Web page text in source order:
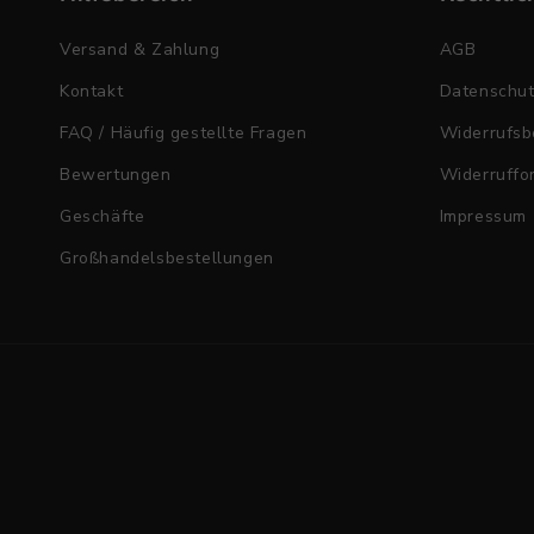
Versand & Zahlung
Kontakt
FAQ / Häufig gestellte Fragen
Bewertungen
Geschäfte
Großhandelsbestellungen
AGB
Impressum